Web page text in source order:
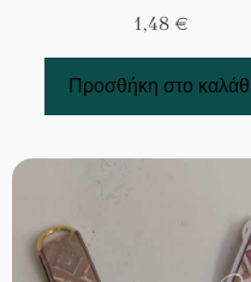
1,48 €
Προσθήκη στο